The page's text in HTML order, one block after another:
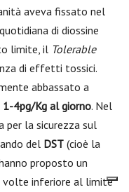
aveva fissato nel
di diossine
limite, il Tolerable
di effetti tossici.
abbassato a
1-4pg/Kg al giorno. Nel
per la sicurezza sul
del DST (cioè la
proposto un
volte inferiore al limite